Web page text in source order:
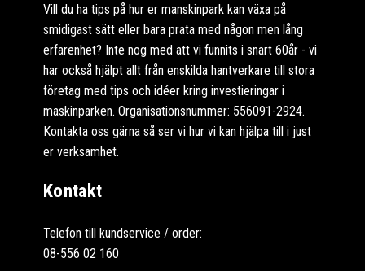
Vill du ha tips på hur er manskinpark kan växa på
smidigast sätt eller bara prata med någon men lång
erfarenhet? Inte nog med att vi funnits i snart 60år - vi
har också hjälpt allt från enskilda hantverkare till stora
företag med tips och idéer kring investieringar i
maskinparken. Organisationsnummer: 556091-2924.
Kontakta oss gärna så ser vi hur vi kan hjälpa till i just
er verksamhet.
Kontakt
Telefon till kundservice / order:
08-556 02 160